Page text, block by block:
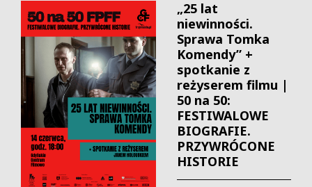
„25 lat
niewinności.
Sprawa Tomka
Komendy” +
spotkanie z
reżyserem filmu |
50 na 50:
FESTIWALOWE
BIOGRAFIE.
PRZYWRÓCONE
HISTORIE